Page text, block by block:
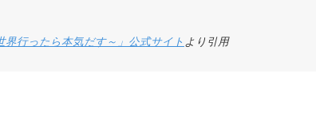
行ったら本気だす～」公式サイト より引用